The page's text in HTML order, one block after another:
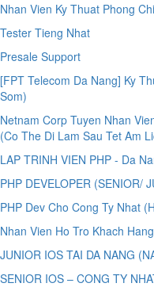
Nhan Vien Ky Thuat Phong
Tester Tieng Nhat
Presale Support
[FPT Telecom Da Nang] Ky
Som)
Netnam Corp Tuyen Nhan
(Co The Di Lam Sau Tet Am
LAP TRINH VIEN PHP - Da
PHP DEVELOPER (SENIOR/
PHP Dev Cho Cong Ty Nhat
Nhan Vien Ho Tro Khach
JUNIOR IOS TAI DA NANG
SENIOR IOS – CONG TY